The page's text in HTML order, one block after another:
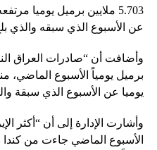
عن الأسبوع الذي سبقه والذي بلغ 5.599 ملايين برميل
يوميا عن الأسبوع الذي سبقة والذي بلغ 183 ألف
وأشارت الإدارة إلى أن “أكثر